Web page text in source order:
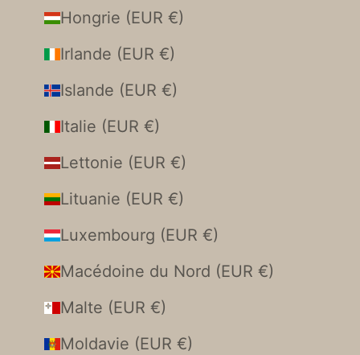
Hongrie (EUR €)
Irlande (EUR €)
Islande (EUR €)
Italie (EUR €)
Lettonie (EUR €)
Lituanie (EUR €)
Luxembourg (EUR €)
Macédoine du Nord (EUR €)
Malte (EUR €)
Moldavie (EUR €)